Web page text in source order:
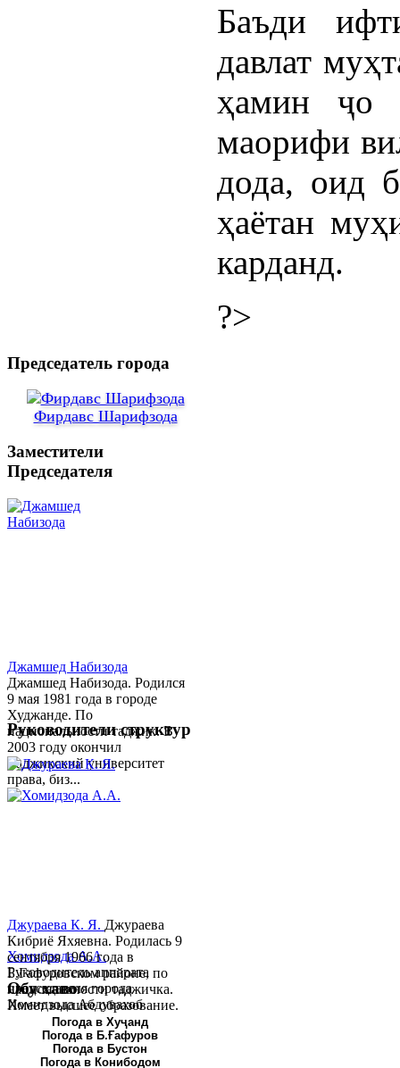
Баъди
давлат
ҳамин ҷо
маорифи
дода, оид
ҳаётан
карданд.
?>
Председатель города
Фирдавс Шарифзода
Заместители
Председателя
Джамшед Набизода
Джамшед Набизода. Родился
9 мая 1981 года в городе
Худжанде. По
национальности таджик. В
2003 году окончил
Таджикский университет
права, биз...
Хомидзода А.А.
Руководитель аппарата
председателя города
Хомидзода Абдувахоб
Абдумаджид родился 8
июня 1978 года в городе
Худжанде. По
Руководители структур
Джураева К. Я. Джураева
Кибриё Яхяевна. Родилась 9
сентября 1966 года в
Б.Гафуровском районе, по
национальности таджичка.
Имеет высшее образование.
В 1997 ...
Обу хаво
Погода в Хуҷанд
Погода в Б.Ғафуров
Погода в Бустон
Погода в Конибодом